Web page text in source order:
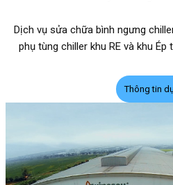
Dịch vụ sửa chữa bình ngưng
phụ tùng chiller khu RE và khu
Thông tin